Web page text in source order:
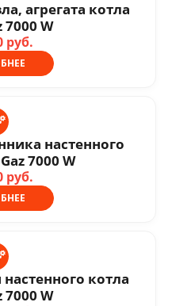
агрегата котла
7000 W
руб.
настенного
7000 W
руб.
котла
7000 W